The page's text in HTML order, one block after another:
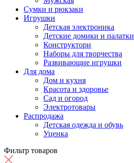
Сумки и рюкзаки
Игрушки
Детская электроника
Детские домики и палатки
Конструктори
Наборы для творчества
Развивающие игрушки
Для дома
Дом и кухня
Красота и здоровье
Сад и огород
Электротовары
Распродажа
Детская одежда и обувь
Уценка
Фильтр товаров